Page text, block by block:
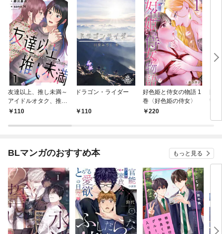
友達以上、推し未満～
アイドルオタク、推し
似の美少女に言い寄ら
からのお呼び出
110
ドラゴン・ライダー
110
好色姫と侍女の物語 1
巻〈好色姫の侍女〉
220
警
BLマンガのおすすめ本 もっと見る